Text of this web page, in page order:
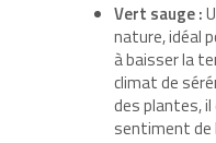
Vert sauge :
nature, idéal
à baisser la
climat de
des plantes, il
sentiment